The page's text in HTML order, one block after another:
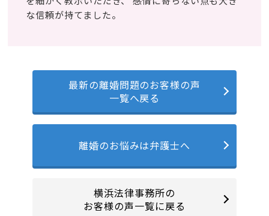
な信頼が持てました。
最新の離婚問題のお客様の声
一覧へ戻る
離婚のお悩みは弁護士へ
横浜法律事務所の
お客様の声一覧に戻る